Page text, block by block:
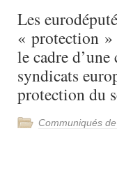
Les
« protection »
le cadre
syndicats
protection du
Communiqués